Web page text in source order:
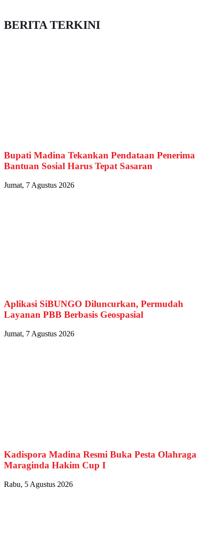
BERITA TERKINI
Bupati Madina Tekankan Pendataan Penerima
Bantuan Sosial Harus Tepat Sasaran
Jumat, 7 Agustus 2026
Aplikasi SiBUNGO Diluncurkan, Permudah
Layanan PBB Berbasis Geospasial
Jumat, 7 Agustus 2026
Kadispora Madina Resmi Buka Pesta Olahraga
Maraginda Hakim Cup I
Rabu, 5 Agustus 2026